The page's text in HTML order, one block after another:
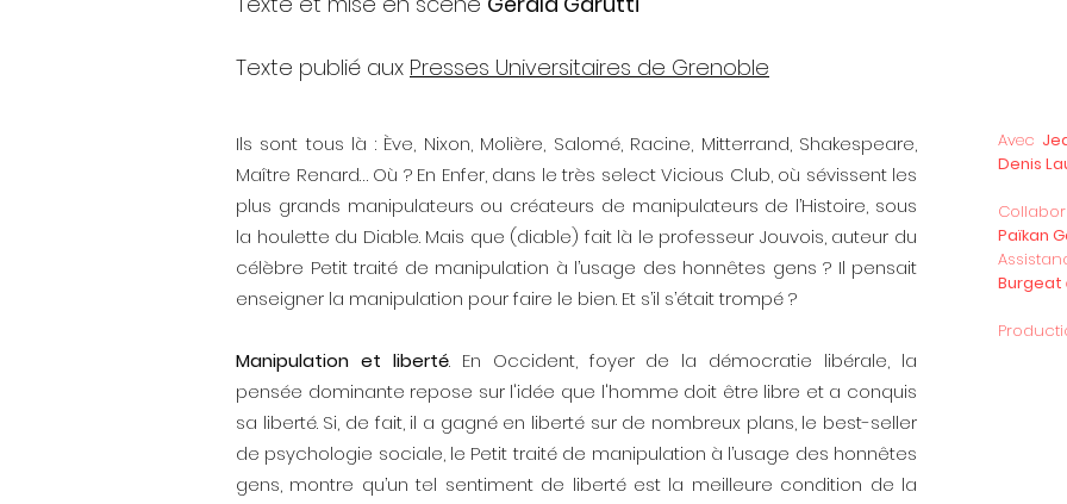
Texte publié aux Presses Universitaires de Grenoble
Ils sont tous là : Ève, Nixon, Molière, Salomé, Racine, Mitterrand, Shakespeare,
Maître Renard… Où ? En Enfer, dans le très select Vicious Club, où sévissent les
plus grands manipulateurs ou créateurs de manipulateurs de l’Histoire, sous
la houlette du Diable. Mais que (diable) fait là le professeur Jouvois, auteur du
célèbre Petit traité de manipulation à l’usage des honnêtes gens ? Il pensait
enseigner la manipulation pour faire le bien. Et s’il s’était trompé ?
Manipulation et liberté. En Occident, foyer de la démocratie libérale, la
pensée dominante repose sur l'idée que l'homme doit être libre et a conquis
sa liberté. Si, de fait, il a gagné en liberté sur de nombreux plans, le best-seller
de psychologie sociale, le Petit traité de manipulation à l’usage des honnêtes
gens, montre qu’un tel sentiment de liberté est la meilleure condition de la
Avec
Denis
Païkan
Burgeat